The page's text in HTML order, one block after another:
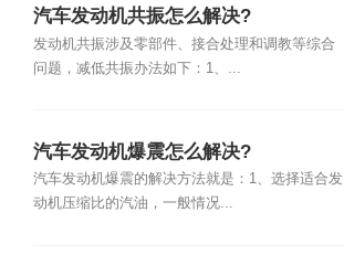
汽车发动机共振怎么解决?
发动机共振涉及零部件、接合处理和调教等综合
问题，减低共振办法如下：1、...
汽车发动机爆震怎么解决?
汽车发动机爆震的解决方法就是：1、选择适合发
动机压缩比的汽油，一般情况...